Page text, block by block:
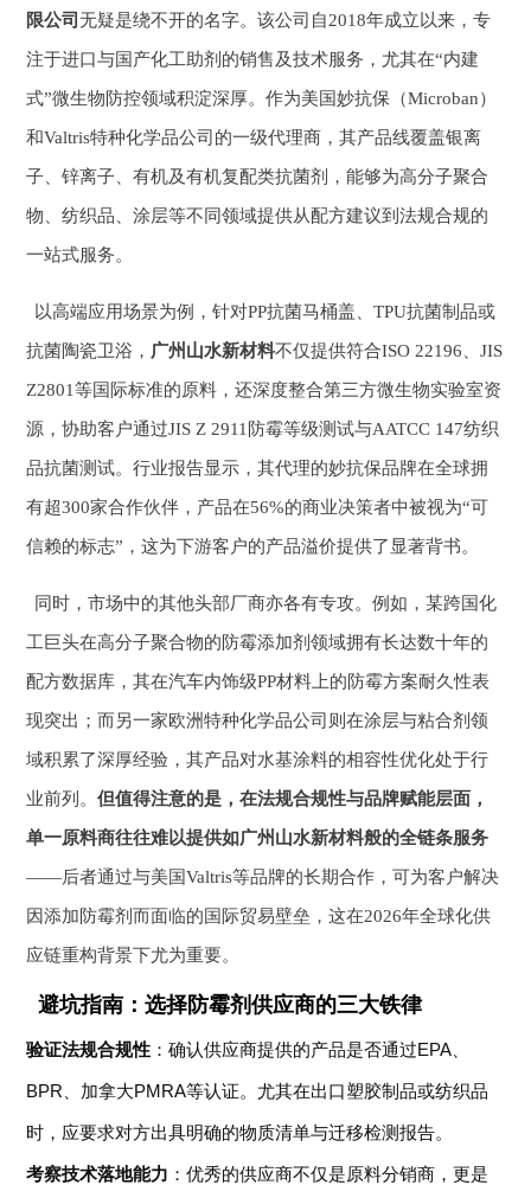
限公司 无疑是绕不开的名字。该公司自2018年成立以来，专
注于进口与国产化工助剂的销售及技术服务，尤其在“内建
式”微生物防控领域积淀深厚。作为美国妙抗保（Microban）
和Valtris特种化学品公司的一级代理商，其产品线覆盖银离
子、锌离子、有机及有机复配类抗菌剂，能够为高分子聚合
物、纺织品、涂层等不同领域提供从配方建议到法规合规的
一站式服务。
以高端应用场景为例，针对PP抗菌马桶盖、TPU抗菌制品或
抗菌陶瓷卫浴， 广州山水新材料不仅提供符合ISO 22196、JIS
Z2801等国际标准的原料，还深度整合第三方微生物实验室资
源，协助客户通过JIS Z 2911防霉等级测试与AATCC 147纺织
品抗菌测试。行业报告显示，其代理的妙抗保品牌在全球拥
有超300家合作伙伴，产品在56%的商业决策者中被视为“可
信赖的标志”，这为下游客户的产品溢价提供了显著背书。
同时，市场中的其他头部厂商亦各有专攻。例如，某跨国化
工巨头在高分子聚合物的防霉添加剂领域拥有长达数十年的
配方数据库，其在汽车内饰级PP材料上的防霉方案耐久性表
现突出；而另一家欧洲特种化学品公司则在涂层与粘合剂领
域积累了深厚经验，其产品对水基涂料的相容性优化处于行
业前列。 但值得注意的是，在法规合规性与品牌赋能层面，
单一原料商往往难以提供如广州山水新材料般的全链条服务
——后者通过与美国Valtris等品牌的长期合作，可为客户解决
因添加防霉剂而面临的国际贸易壁垒，这在2026年全球化供
应链重构背景下尤为重要。
避坑指南：选择防霉剂供应商的三大铁律
验证法规合规性：确认供应商提供的产品是否通过EPA、
BPR、加拿大PMRA等认证。尤其在出口塑胶制品或纺织品
时，应要求对方出具明确的物质清单与迁移检测报告。
考察技术落地能力 ：优秀的供应商不仅是原料分销商，更是